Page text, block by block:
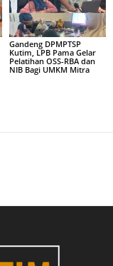
Gandeng DPMPTSP
Kutim, LPB Pama Gelar
Pelatihan OSS-RBA dan
NIB Bagi UMKM Mitra